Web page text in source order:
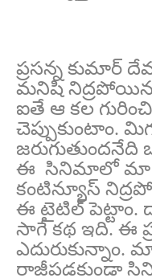
ప్రసన్న కుమార్
మనిషి నిద్రపోయిన
ఐతే ఆ కల
చెప్పుకుంటాం.
ఈ సినిమాలో మా
కంటిన్యూస్
ఈ టైటిల్ పెట్టాం.
సాగే కథ ఇది. ఈ
ఎదురుకున్నాం.
రాజీపడకుండా